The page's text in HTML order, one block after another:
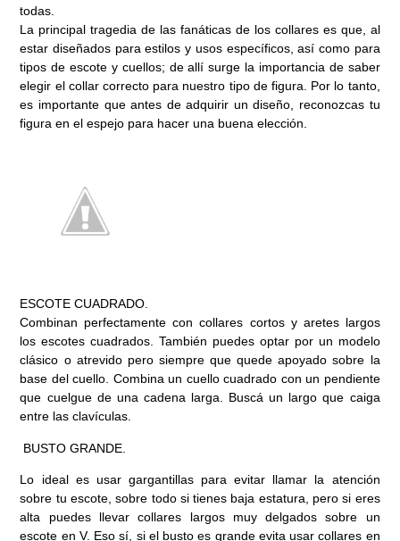
todas.
La principal tragedia de las fanáticas de los collares es que, al
estar diseñados para estilos y usos específicos, así como para
tipos de escote y cuellos; de allí surge la importancia de saber
elegir el collar correcto para nuestro tipo de figura. Por lo tanto,
es importante que antes de adquirir un diseño, reconozcas tu
figura en el espejo para hacer una buena elección.
ESCOTE CUADRADO.
Combinan perfectamente con collares cortos y aretes largos
los escotes cuadrados. También puedes optar por un modelo
clásico o atrevido pero siempre que quede apoyado sobre la
base del cuello. Combina un cuello cuadrado con un pendiente
que cuelgue de una cadena larga. Buscá un largo que caiga
entre las clavículas.
BUSTO GRANDE.
Lo ideal es usar gargantillas para evitar llamar la atención
sobre tu escote, sobre todo si tienes baja estatura, pero si eres
alta puedes llevar collares largos muy delgados sobre un
escote en V. Eso sí, si el busto es grande evita usar collares en